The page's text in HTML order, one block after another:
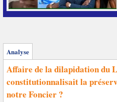
Analyse
Affaire de la dilapidation du
constitutionnalisait la
notre Foncier ?